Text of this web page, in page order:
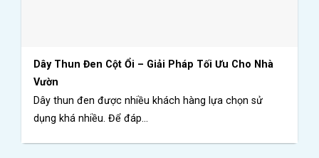
Dây Thun Đen Cột Ổi – Giải Pháp Tối Ưu Cho Nhà
Vườn
Dây thun đen được nhiều khách hàng lựa chọn sử
dụng khá nhiều. Để đáp...